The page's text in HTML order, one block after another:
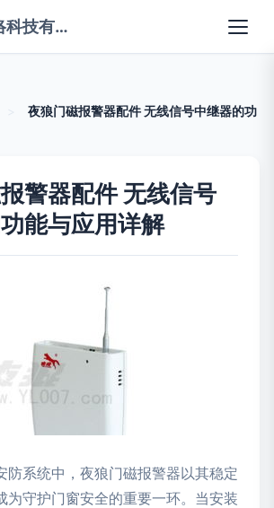
上海笼沫籍网络科技有限公司
夜狼门磁报警器配件 无线信号中继器的功
警器配件 无线信号
能与应用详解
防系统中，夜狼门磁报警器以其稳定
为守护门窗安全的重要一环。当安装